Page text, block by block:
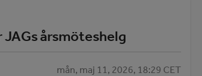
årsmöteshelg
mån, maj 11, 2026, 18:29 CET